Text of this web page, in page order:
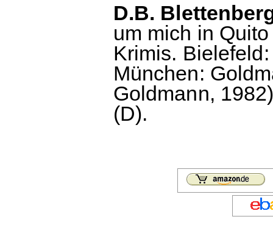
D.B.
um mich in
Krimis.
München:
Goldmann,
(D).